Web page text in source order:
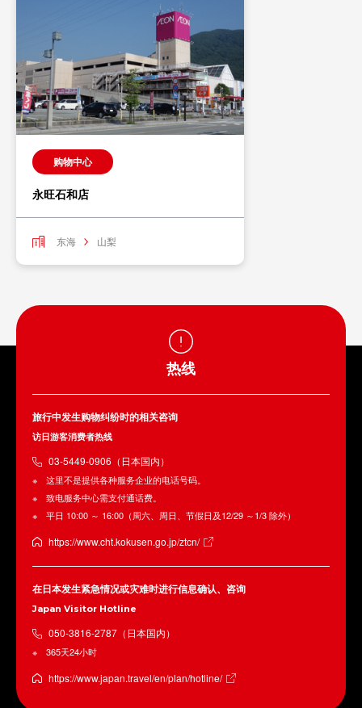
购物中心
永旺石和店
东海 山梨
热线
旅行中发生购物纠纷时的相关咨询
访日游客消费者热线
03-5449-0906（日本国内）
这里不是提供各种服务企业的电话号码。
致电服务中心需支付通话费。
平日 10:00 ～ 16:00（周六、周日、节假日及12/29 ～1/3 除外）
https://www.cht.kokusen.go.jp/ztcn/
在日本发生紧急情况或灾难时进行信息确认、咨询
Japan Visitor Hotline
050-3816-2787（日本国内）
365天24小时
https://www.japan.travel/en/plan/hotline/